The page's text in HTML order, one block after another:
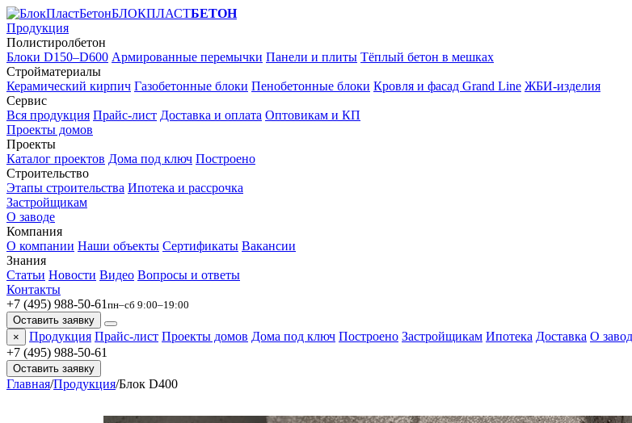
БЛОКПЛАСТБЕТОН
Продукция
Полистиролбетон
Блоки D150–D600 Армированные перемычки Панели и плиты Тёплый бетон в мешках
Стройматериалы
Керамический кирпич Газобетонные блоки Пенобетонные блоки Кровля и фасад Grand Line ЖБИ-изделия
Сервис
Вся продукция Прайс-лист Доставка и оплата Оптовикам и КП
Проекты домов
Проекты
Каталог проектов Дома под ключ Построено
Строительство
Этапы строительства Ипотека и рассрочка
Застройщикам
О заводе
Компания
О компании Наши объекты Сертификаты Вакансии
Знания
Статьи Новости Видео Вопросы и ответы
Контакты
+7 (495) 988-50-61 пн–сб 9:00–19:00
Оставить заявку
×
Продукция Прайс-лист Проекты домов Дома под ключ Построено Застройщикам Ипотека Доставка О
+7 (495) 988-50-61
Оставить заявку
Главная/Продукция/Блок D400